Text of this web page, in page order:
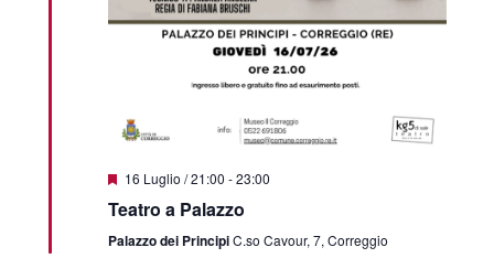
Featured
16 Luglio / 21:00 -23:00
Teatro a Palazzo
Palazzo dei PrincipiC.so Cavour, 7, Correggio